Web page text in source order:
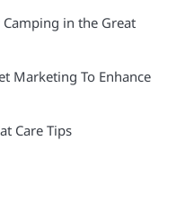
in the Great
Marketing To Enhance
Care Tips